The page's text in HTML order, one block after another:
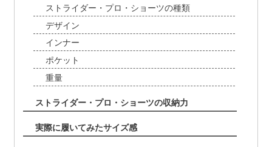
ストライダー・プロ・ショーツの種類
デザイン
インナー
ポケット
重量
ストライダー・プロ・ショーツの収納力
実際に履いてみたサイズ感